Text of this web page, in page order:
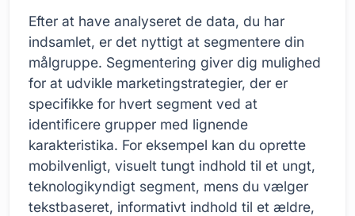
Efter at have analyseret de data, du har
indsamlet, er det nyttigt at segmentere din
målgruppe. Segmentering giver dig mulighed
for at udvikle marketingstrategier, der er
specifikke for hvert segment ved at
identificere grupper med lignende
karakteristika. For eksempel kan du oprette
mobilvenligt, visuelt tungt indhold til et ungt,
teknologikyndigt segment, mens du vælger
tekstbaseret, informativt indhold til et ældre,